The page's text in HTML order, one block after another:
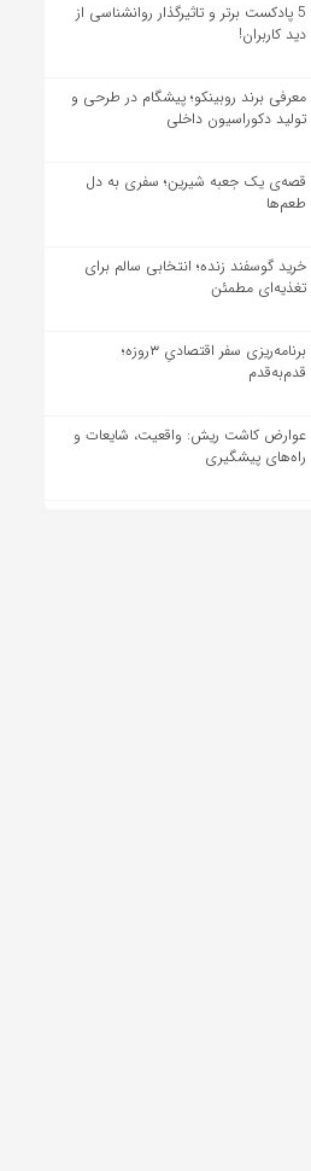
5 پادکست برتر و تاثیرگذار روانشناسی از
دید کاربران!
معرفی برند روبینکو؛ پیشگام در طرحی و
تولید دکوراسیون داخلی
قصه‌ی یک جعبه شیرین؛ سفری به دل
طعم‌ها
خرید گوسفند زنده؛ انتخابی سالم برای
تغذیه‌ای مطمئن
برنامه‌ریزی سفر اقتصادیِ ۳روزه؛
قدم‌به‌قدم
عوارض کاشت ریش: واقعیت، شایعات و
راه‌های پیشگیری